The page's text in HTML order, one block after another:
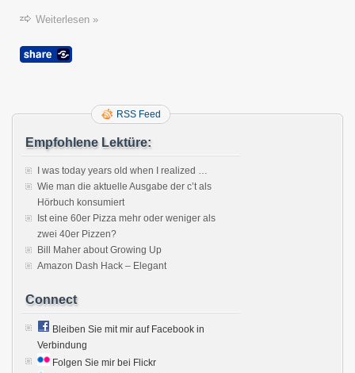
Weiterlesen »
RSS Feed
Empfohlene Lektüre:
I was today years old when I realized …
Wie man die aktuelle Ausgabe der c’t als
Hörbuch konsumiert
Ist eine 60er Pizza mehr oder weniger als
zwei 40er Pizzen?
Bill Maher about Growing Up
Amazon Dash Hack – Elegant
Connect
Bleiben Sie mit mir auf Facebook in
Verbindung
Folgen Sie mir bei Flickr